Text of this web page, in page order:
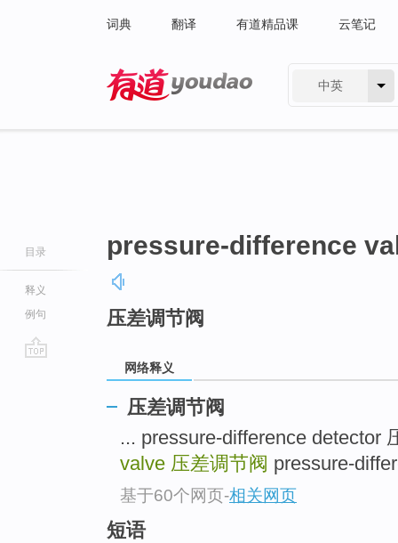
词典 翻译 有道精品课 云笔记
中英
目录
释义
例句
pressure-difference
压差调节阀
网络释义
压差调节阀
... pressure-difference detector
valve 压差调节阀 pressure-
基于60个网页-相关网页
短语